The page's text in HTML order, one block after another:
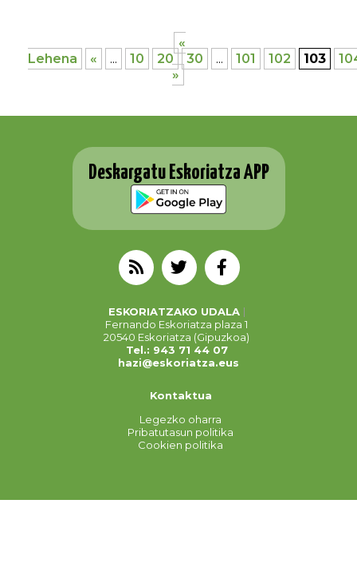
«
Lehena
« ... 10 20 30 ... 101 102 103
»
Deskargatu Eskoriatza APP
ESKORIATZAKO UDALA
Fernando Eskoriatza plaza 1
20540 Eskoriatza (Gipuzkoa)
Tel.: 943 71 44 07
hazi@eskoriatza.eus
Kontaktua
Legezko oharra
Pribatutasun politika
Cookien politika